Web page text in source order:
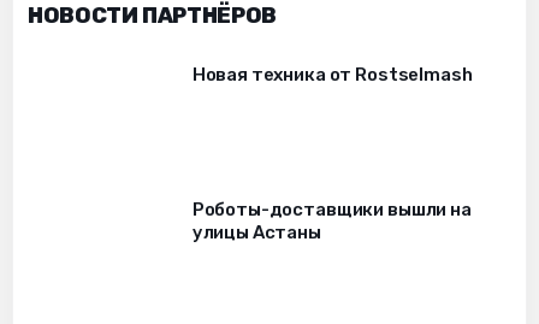
НОВОСТИ ПАРТНЁРОВ
Новая техника от Rostselmash
Роботы-доставщики вышли на
улицы Астаны